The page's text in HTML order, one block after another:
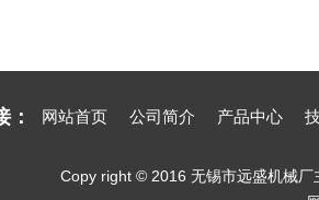
： 网站首页 公司简介 产品中心
Copy right © 2016 无锡市远盛机械